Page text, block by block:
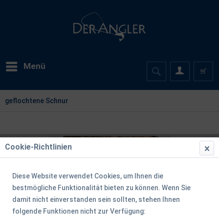
Menü
geflochtene Schnur
Cookie-Richtlinien
Diese Website verwendet Cookies, um Ihnen die
bestmögliche Funktionalität bieten zu können. Wenn Sie
damit nicht einverstanden sein sollten, stehen Ihnen
folgende Funktionen nicht zur Verfügung: